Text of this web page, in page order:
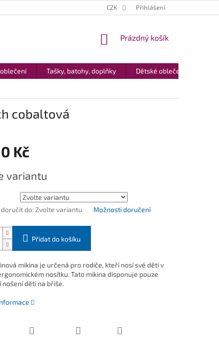
CZK Přihlášení
NÁKUPNÍ
Prázdný košík
Tašky, batohy, doplňky Dětské oblečení
cobaltová
Kč
variantu
do: Zvolte variantu Možnosti doručení
Přidat do košíku
mikina je určená pro rodiče, kteří nosí své děti v
nosítku. Tato mikina disponuje pouze
nošení děti na břiše.